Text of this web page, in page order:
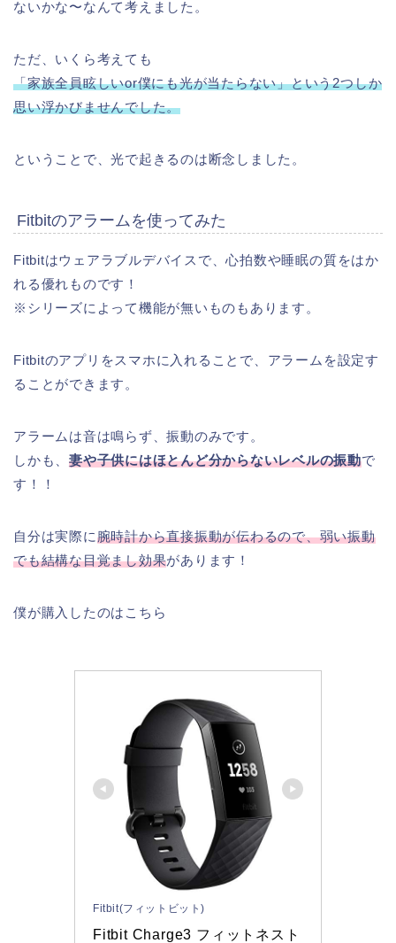
ないかな〜なんて考えました。
ただ、いくら考えても
「家族全員眩しいor僕にも光が当たらない」という2つしか
思い浮かびませんでした。
ということで、光で起きるのは断念しました。
Fitbitのアラームを使ってみた
Fitbitはウェアラブルデバイスで、心拍数や睡眠の質をはか
れる優れものです！
※シリーズによって機能が無いものもあります。
Fitbitのアプリをスマホに入れることで、アラームを設定す
ることができます。
アラームは音は鳴らず、振動のみです。
しかも、妻や子供にはほとんど分からないレベルの振動で
す！！
自分は実際に腕時計から直接振動が伝わるので、弱い振動
でも結構な目覚まし効果があります！
僕が購入したのはこちら
Fitbit(フィットビット)
Fitbit Charge3 フィットネスト